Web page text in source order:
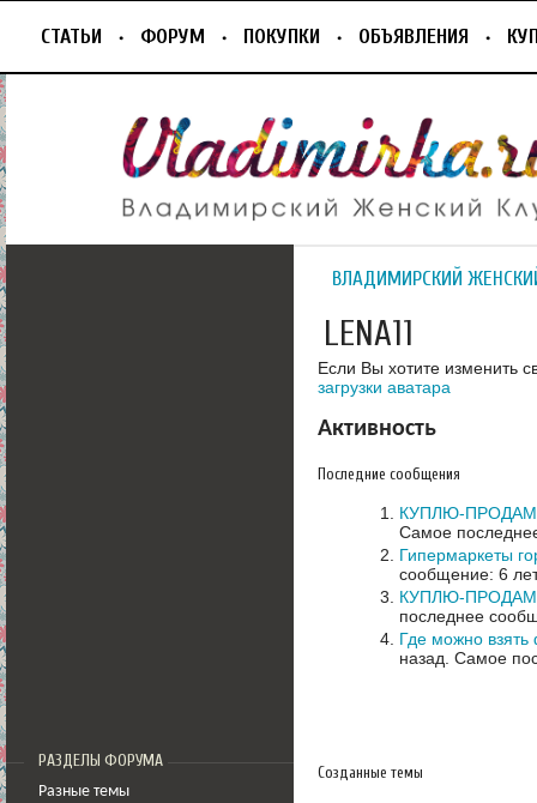
СТАТЬИ ФОРУМ ПОКУПКИ ОБЪЯВЛЕНИЯ
РАЗДЕЛЫ ФОРУМА
Разные темы
ВЛАДИМИРСКИЙ
LENA11
Если Вы хотите изменить
загрузки аватара
Активность
Последние сообщения
КУПЛЮ-ПРОДАМ
Самое
Гипермаркеты
сообщение: 6
КУПЛЮ-ПРОДАМ
последнее
Где можно взять
назад. Самое
Созданные темы